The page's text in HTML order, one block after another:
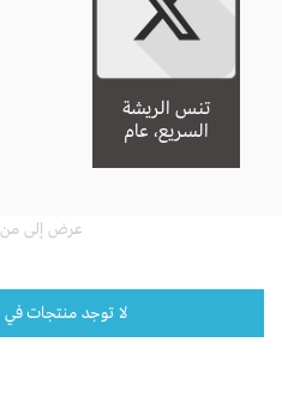
تنس الريشة
السريع، عام
عرض إلى من 0
لا توجد منتجات في